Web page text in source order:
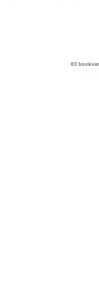
83